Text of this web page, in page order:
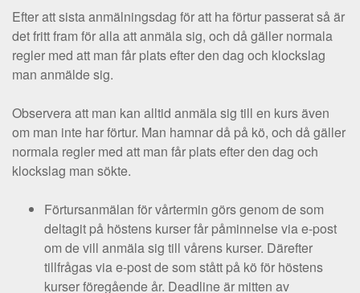
Efter att sista anmälningsdag för att ha förtur passerat så är
det fritt fram för alla att anmäla sig, och då gäller normala
regler med att man får plats efter den dag och klockslag
man anmälde sig.
Observera att man kan alltid anmäla sig till en kurs även
om man inte har förtur. Man hamnar då på kö, och då gäller
normala regler med att man får plats efter den dag och
klockslag man sökte.
Förtursanmälan för vårtermin görs genom de som
deltagit på höstens kurser får påminnelse via e-post
om de vill anmäla sig till vårens kurser. Därefter
tillfrågas via e-post de som stått på kö för höstens
kurser föregående år. Deadline är mitten av